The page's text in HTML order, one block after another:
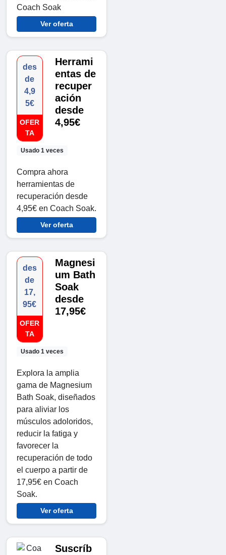
Coach Soak
Ver oferta
des
de
4,9
5€
OFER
TA
Usado 1 veces
Herrami
entas de
recuper
ación
desde
4,95€
Compra ahora
herramientas de
recuperación desde
4,95€ en Coach Soak.
Ver oferta
des
de
17,
95€
OFER
TA
Usado 1 veces
Magnesi
um Bath
Soak
desde
17,95€
Explora la amplia
gama de Magnesium
Bath Soak, diseñados
para aliviar los
músculos adoloridos,
reducir la fatiga y
favorecer la
recuperación de todo
el cuerpo a partir de
17,95€ en Coach
Soak.
Ver oferta
Suscríb